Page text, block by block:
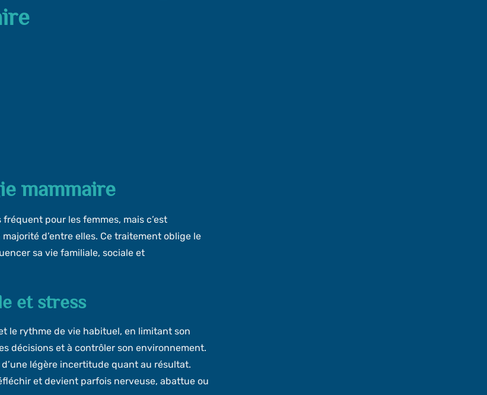
mammaire
pour les femmes, mais c’est
d’entre elles. Ce traitement oblige le
sa vie familiale, sociale et
et stress
le rythme de vie habituel, en limitant son
décisions et à contrôler son environnement.
légère incertitude quant au résultat.
et devient parfois nerveuse, abattue ou